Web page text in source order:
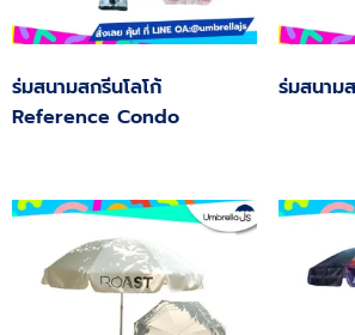
ร่มสนามสกรีนโลโก้
Reference Condo
ร่มสนาม